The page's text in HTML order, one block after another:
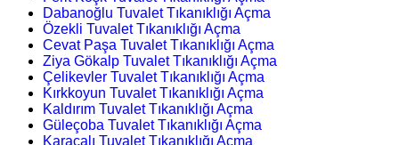
Dabanoğlu Tuvalet Tıkanıklığı Açma
Özekli Tuvalet Tıkanıklığı Açma
Cevat Paşa Tuvalet Tıkanıklığı Açma
Ziya Gökalp Tuvalet Tıkanıklığı Açma
Çelikevler Tuvalet Tıkanıklığı Açma
Kırkkoyun Tuvalet Tıkanıklığı Açma
Kaldırım Tuvalet Tıkanıklığı Açma
Güleçoba Tuvalet Tıkanıklığı Açma
Karaçalı Tuvalet Tıkanıklığı Açma